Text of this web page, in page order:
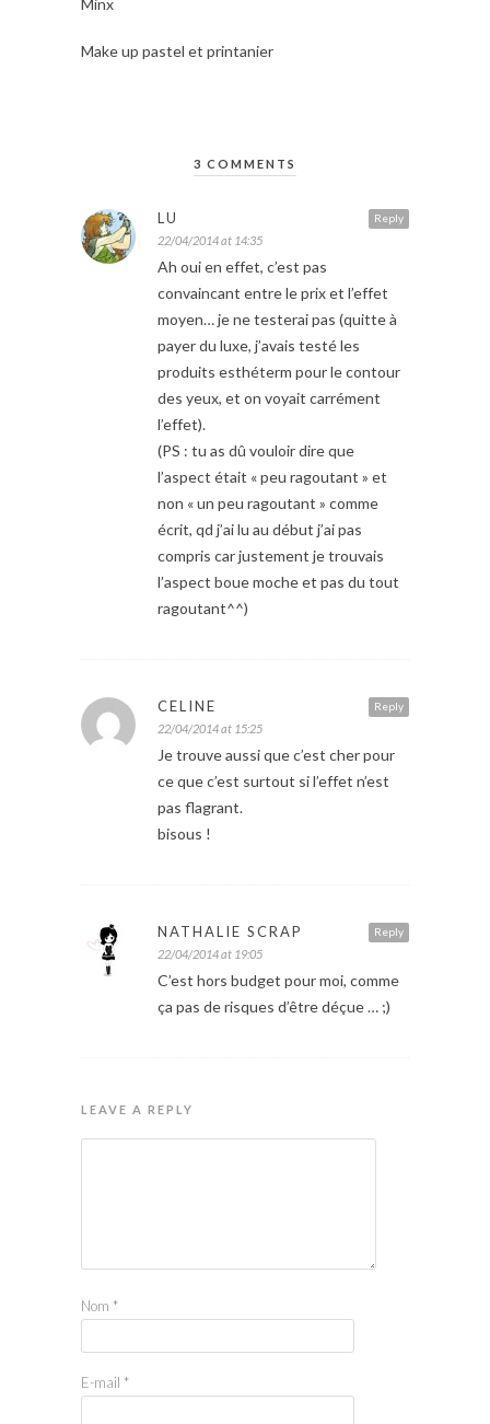
Make up pastel et printanier
3 COMMENTS
Reply
LU
22/04/2014 at 14:35
Ah oui en effet, c’est pas
convaincant entre le prix et l’effet
moyen… je ne testerai pas (quitte à
payer du luxe, j’avais testé les
produits esthéterm pour le contour
des yeux, et on voyait carrément
l’effet).
(PS : tu as dû vouloir dire que
l’aspect était « peu ragoutant » et
non « un peu ragoutant » comme
écrit, qd j’ai lu au début j’ai pas
compris car justement je trouvais
l’aspect boue moche et pas du tout
ragoutant^^)
Reply
CELINE
22/04/2014 at 15:25
Je trouve aussi que c’est cher pour
ce que c’est surtout si l’effet n’est
pas flagrant.
bisous !
Reply
NATHALIE SCRAP
22/04/2014 at 19:05
C’est hors budget pour moi, comme
ça pas de risques d’être déçue … ;)
LEAVE A REPLY
Nom *
E-mail *